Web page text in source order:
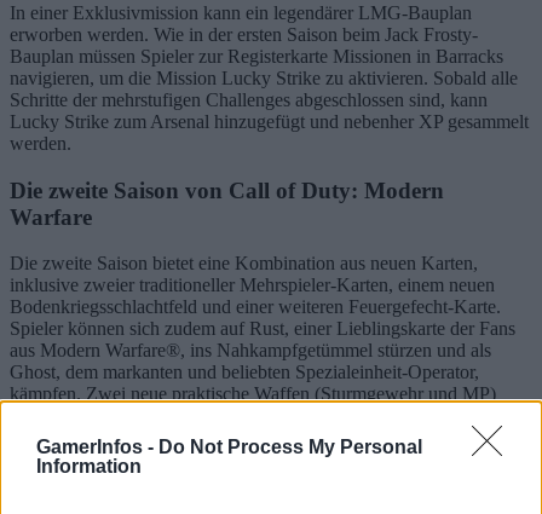
GamerInfos - Do Not Process My Personal
Information
In einer Exklusivmission kann ein legendärer LMG-Bauplan
erworben werden. Wie in der ersten Saison beim Jack Frosty-
Bauplan müssen Spieler zur Registerkarte Missionen in Barracks
navigieren, um die Mission Lucky Strike zu aktivieren. Sobald alle
Schritte der mehrstufigen Challenges abgeschlossen sind, kann
Lucky Strike zum Arsenal hinzugefügt und nebenher XP gesammelt
werden.
Die zweite Saison von Call of Duty: Modern
Warfare
Die zweite Saison bietet eine Kombination aus neuen Karten,
inklusive zweier traditioneller Mehrspieler-Karten, einem neuen
Bodenkriegsschlachtfeld und einer weiteren Feuergefecht-Karte.
Spieler können sich zudem auf Rust, einer Lieblingskarte der Fans
aus Modern Warfare®, ins Nahkampfgetümmel stürzen und als
Ghost, dem markanten und beliebten Spezialeinheit-Operator,
kämpfen. Zwei neue praktische Waffen (Sturmgewehr und MP)